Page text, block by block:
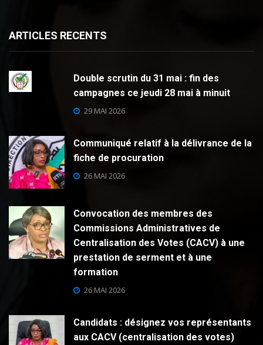
ARTICLES RECENTS
Double scrutin du 31 mai : fin des
campagnes ce jeudi 28 mai à minuit
29 MAI 2026
Communiqué relatif à la délivrance de la
fiche de procuration
26 MAI 2026
Convocation des membres des
Commissions Administratives de
Centralisation des Votes (CACV) à une
prestation de serment et à une
formation
26 MAI 2026
Candidats : désignez vos représentants
aux CACV (centralisation des votes)